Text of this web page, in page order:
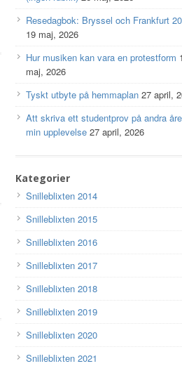
Resedagbok: Bryssel och Frankfurt
19 maj, 2026
Hur musiken kan vara en protestform
maj, 2026
Tyskt utbyte på hemmaplan 27 april,
Att skriva ett studentprov på andra
min upplevelse 27 april, 2026
Kategorier
Snilleblixten 2014
Snilleblixten 2015
Snilleblixten 2016
Snilleblixten 2017
Snilleblixten 2018
Snilleblixten 2019
Snilleblixten 2020
Snilleblixten 2021